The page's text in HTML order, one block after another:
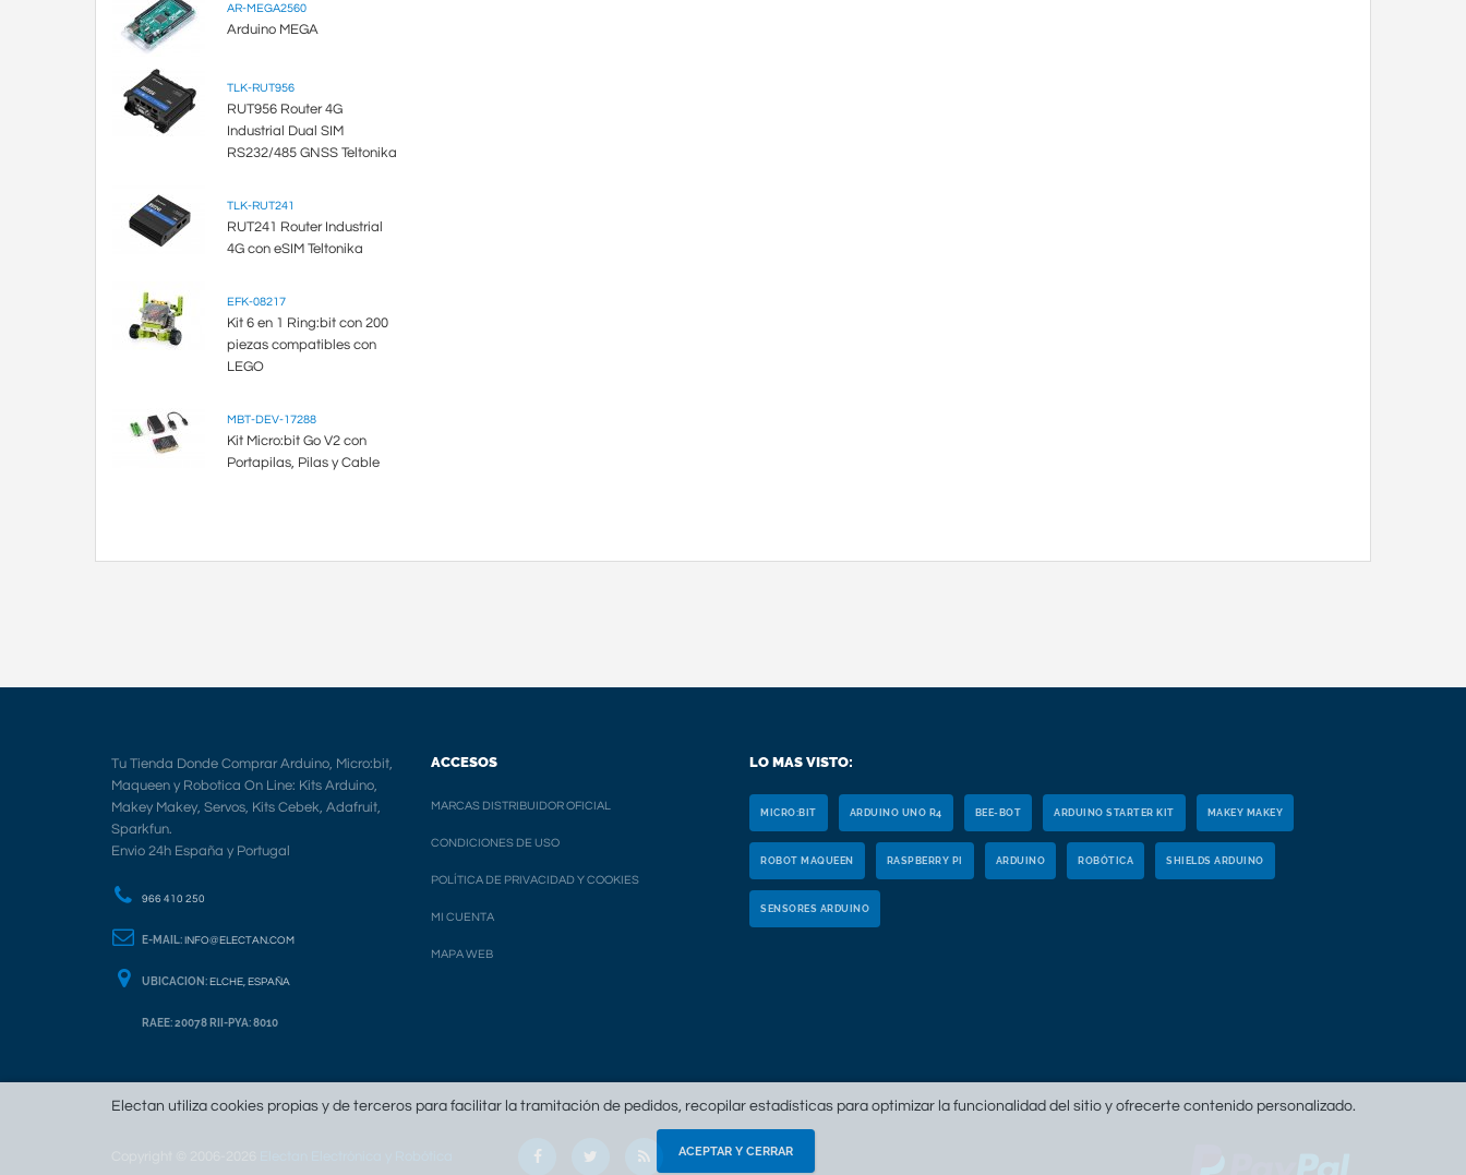
AR-MEGA2560
Arduino MEGA
TLK-RUT956
RUT956 Router 4G
Industrial Dual SIM
RS232/485 GNSS Teltonika
TLK-RUT241
RUT241 Router Industrial
4G con eSIM Teltonika
EFK-08217
Kit 6 en 1 Ring:bit con 200
piezas compatibles con
LEGO
MBT-DEV-17288
Kit Micro:bit Go V2 con
Portapilas, Pilas y Cable
Tu Tienda Donde Comprar Arduino, Micro:bit,
Maqueen y Robotica On Line: Kits Arduino,
Makey Makey, Servos, Kits Cebek, Adafruit,
Sparkfun.
Envio 24h España y Portugal
966 410 250
E-MAIL: INFO@ELECTAN.COM
UBICACION: ELCHE, ESPAÑA
RAEE: 20078 RII-PYA: 8010
ACCESOS
MARCAS DISTRIBUIDOR OFICIAL
CONDICIONES DE USO
POLÍTICA DE PRIVACIDAD Y COOKIES
MI CUENTA
MAPA WEB
LO MAS VISTO:
MICRO:BIT ARDUINO UNO R4 BEE-BOT ARDUINO STARTER KIT MAKEY MAKEY
ROBOT MAQUEEN RASPBERRY PI ARDUINO ROBÓTICA SHIELDS ARDUINO
SENSORES ARDUINO
Electan utiliza cookies propias y de terceros para facilitar la tramitación de pedidos, recopilar estadísticas para optimizar la funcionalidad del sitio y ofrecerte contenido personalizado.
ACEPTAR Y CERRAR